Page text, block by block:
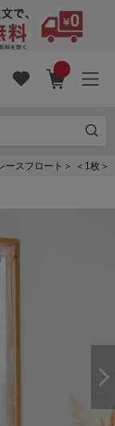
ースフロート＞ ＜1枚＞